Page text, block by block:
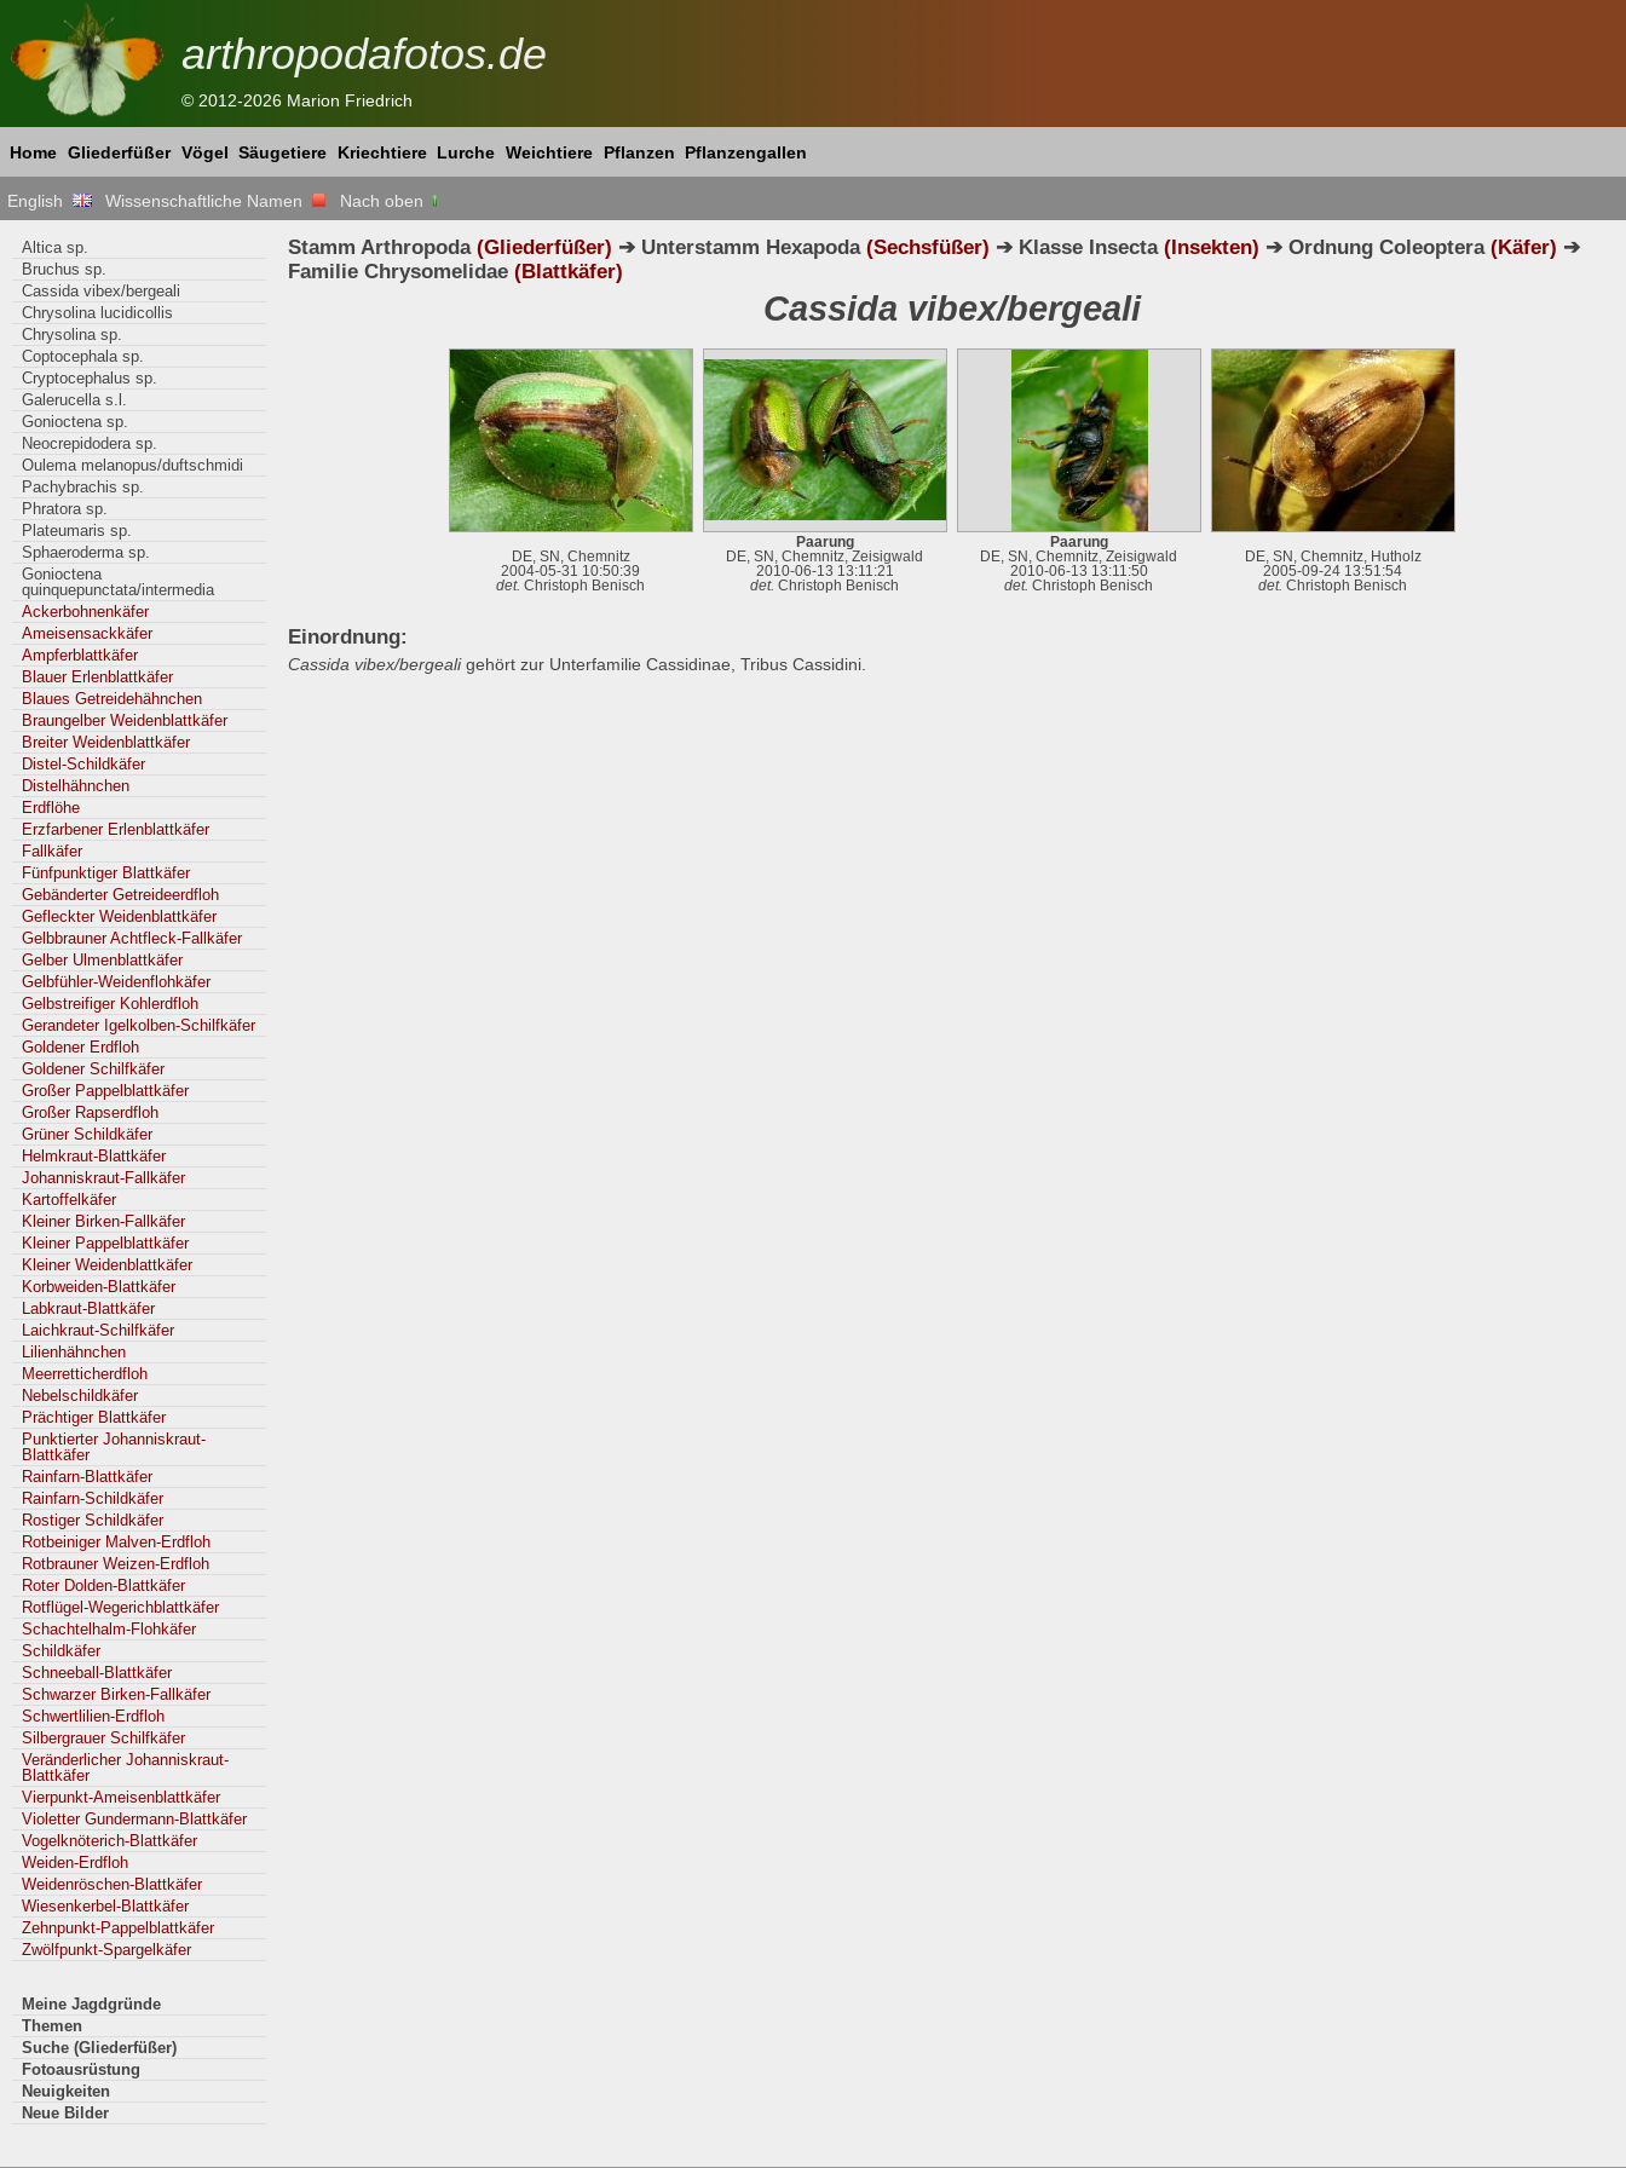
arthropodafotos.de
© 2012-2026 Marion Friedrich
Home Gliederfüßer Vögel Säugetiere Kriechtiere Lurche Weichtiere Pflanzen Pflanzengallen
English Wissenschaftliche Namen Nach oben
Stamm Arthropoda (Gliederfüßer) ➔ Unterstamm Hexapoda(Sechsfüßer) ➔ Klasse Insecta(Insekten) ➔ Ordnung Coleoptera(Käfer) ➔
Familie Chrysomelidae (Blattkäfer)
Cassida vibex/bergeali
DE, SN, Chemnitz
2004-05-31 10:50:39
det. Christoph Benisch
Paarung
DE, SN, Chemnitz, Zeisigwald
2010-06-13 13:11:21
det. Christoph Benisch
Paarung
DE, SN, Chemnitz, Zeisigwald
2010-06-13 13:11:50
det. Christoph Benisch
DE, SN, Chemnitz, Hutholz
2005-09-24 13:51:54
det. Christoph Benisch
Einordnung:
Cassida vibex/bergealigehört zur Unterfamilie Cassidinae, Tribus Cassidini.
Altica sp.
Bruchus sp.
Cassida vibex/bergeali
Chrysolina lucidicollis
Chrysolina sp.
Coptocephala sp.
Cryptocephalus sp.
Galerucella s.l.
Gonioctena sp.
Neocrepidodera sp.
Oulema melanopus/duftschmidi
Pachybrachis sp.
Phratora sp.
Plateumaris sp.
Sphaeroderma sp.
Gonioctena
quinquepunctata/intermedia
Ackerbohnenkäfer
Ameisensackkäfer
Ampferblattkäfer
Blauer Erlenblattkäfer
Blaues Getreidehähnchen
Braungelber Weidenblattkäfer
Breiter Weidenblattkäfer
Distel-Schildkäfer
Distelhähnchen
Erdflöhe
Erzfarbener Erlenblattkäfer
Fallkäfer
Fünfpunktiger Blattkäfer
Gebänderter Getreideerdfloh
Gefleckter Weidenblattkäfer
Gelbbrauner Achtfleck-Fallkäfer
Gelber Ulmenblattkäfer
Gelbfühler-Weidenflohkäfer
Gelbstreifiger Kohlerdfloh
Gerandeter Igelkolben-Schilfkäfer
Goldener Erdfloh
Goldener Schilfkäfer
Großer Pappelblattkäfer
Großer Rapserdfloh
Grüner Schildkäfer
Helmkraut-Blattkäfer
Johanniskraut-Fallkäfer
Kartoffelkäfer
Kleiner Birken-Fallkäfer
Kleiner Pappelblattkäfer
Kleiner Weidenblattkäfer
Korbweiden-Blattkäfer
Labkraut-Blattkäfer
Laichkraut-Schilfkäfer
Lilienhähnchen
Meerretticherdfloh
Nebelschildkäfer
Prächtiger Blattkäfer
Punktierter Johanniskraut-
Blattkäfer
Rainfarn-Blattkäfer
Rainfarn-Schildkäfer
Rostiger Schildkäfer
Rotbeiniger Malven-Erdfloh
Rotbrauner Weizen-Erdfloh
Roter Dolden-Blattkäfer
Rotflügel-Wegerichblattkäfer
Schachtelhalm-Flohkäfer
Schildkäfer
Schneeball-Blattkäfer
Schwarzer Birken-Fallkäfer
Schwertlilien-Erdfloh
Silbergrauer Schilfkäfer
Veränderlicher Johanniskraut-
Blattkäfer
Vierpunkt-Ameisenblattkäfer
Violetter Gundermann-Blattkäfer
Vogelknöterich-Blattkäfer
Weiden-Erdfloh
Weidenröschen-Blattkäfer
Wiesenkerbel-Blattkäfer
Zehnpunkt-Pappelblattkäfer
Zwölfpunkt-Spargelkäfer
Meine Jagdgründe
Themen
Suche (Gliederfüßer)
Fotoausrüstung
Neuigkeiten
Neue Bilder